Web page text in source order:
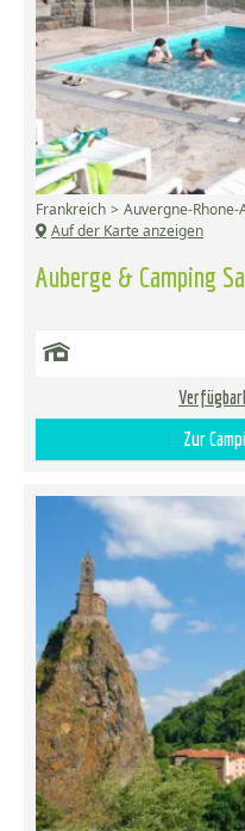
Auberge & Camping
Frankreich Auvergne-Rhone-
Auf der Karte anzeigen
Zur